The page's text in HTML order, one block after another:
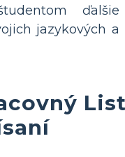
ďalšie
jazykových a